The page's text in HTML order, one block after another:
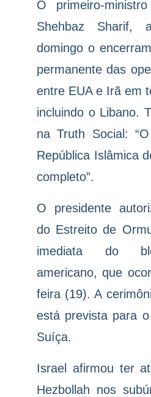
O primeiro-
Shehbaz Sharif,
domingo o
permanente das
entre EUA e Irã em
incluindo o Libano.
na Truth Social:
República Islâmica
completo”.
O presidente
do Estreito de
imediata do
americano, que
feira (19). A
está prevista para
Suíça.
Israel afirmou ter
Hezbollah nos